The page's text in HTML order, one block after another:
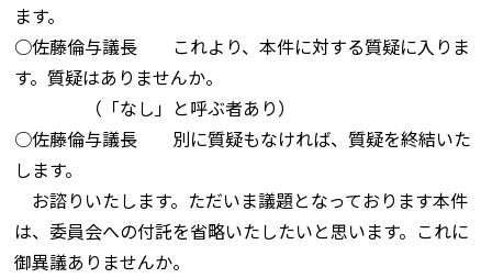
ます。
○佐藤倫与議長 これより、本件に対する質疑に入りま
す。質疑はありませんか。
（「なし」と呼ぶ者あり）
○佐藤倫与議長 別に質疑もなければ、質疑を終結いた
します。
お諮りいたします。ただいま議題となっております本件
は、委員会への付託を省略いたしたいと思います。これに
御異議ありませんか。